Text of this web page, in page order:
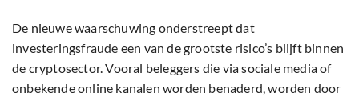
De nieuwe waarschuwing onderstreept dat
investeringsfraude een van de grootste risico’s blijft binnen
de cryptosector. Vooral beleggers die via sociale media of
onbekende online kanalen worden benaderd, worden door